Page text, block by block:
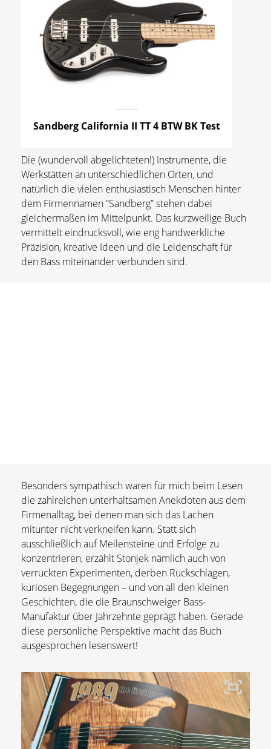
Sandberg California II TT 4 BTW BK Test
Die (wundervoll abgelichteten!) Instrumente, die
Werkstätten an unterschiedlichen Orten, und
natürlich die vielen enthusiastisch Menschen hinter
dem Firmennamen “Sandberg” stehen dabei
gleichermaßen im Mittelpunkt. Das kurzweilige Buch
vermittelt eindrucksvoll, wie eng handwerkliche
Präzision, kreative Ideen und die Leidenschaft für
den Bass miteinander verbunden sind.
Besonders sympathisch waren für mich beim Lesen
die zahlreichen unterhaltsamen Anekdoten aus dem
Firmenalltag, bei denen man sich das Lachen
mitunter nicht verkneifen kann. Statt sich
ausschließlich auf Meilensteine und Erfolge zu
konzentrieren, erzählt Stonjek nämlich auch von
verrückten Experimenten, derben Rückschlägen,
kuriosen Begegnungen – und von all den kleinen
Geschichten, die die Braunschweiger Bass-
Manufaktur über Jahrzehnte geprägt haben. Gerade
diese persönliche Perspektive macht das Buch
ausgesprochen lesenswert!